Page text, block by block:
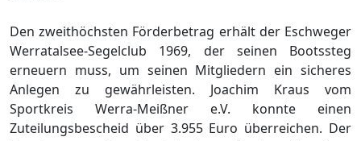
Den zweithöchsten Förderbetrag erhält der Eschweger
Werratalsee-Segelclub 1969, der seinen Bootssteg
erneuern muss, um seinen Mitgliedern ein sicheres
Anlegen zu gewährleisten. Joachim Kraus vom
Sportkreis Werra-Meißner e.V. konnte einen
Zuteilungsbescheid über 3.955 Euro überreichen. Der